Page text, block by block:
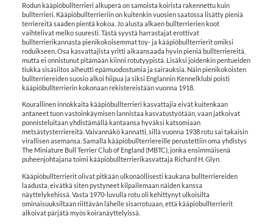
Rodun kääpiöbullterrieri alkuperä on samoista koirista rakennettu kuin
bullterrieri. Kääpiöbullterrieriin on kuitenkin vuosien saatossa lisätty pieniä
terriereitä saaden pientä kokoa. Jo alusta alkaen bullterrierien koot
vaihtelivat melko suuresti. Tästä syystä harrastajat erottivat
bullterrierikannasta pienikokoisemmat toy- ja kääpiöbullterrierit omiksi
roduikseen. Osa kasvattajista yritti aikaansaada hyvin pieniä bullterriereitä,
mutta ei onnistunut pitämään kiinni rotutyypistä. Lisäksi joidenkin pentueiden
tiukka sisäsiitos aiheutti epämuodostumia ja sairauksia. Näin pienikokoisten
bullterriereiden suosio alkoi hiipua ja siksi Englannin Kennelklubi poisti
kääpiöbullterrierin kokonaan rekistereistään vuonna 1918.
Kourallinen innokkaita kääpiöbullterrieri kasvattajia eivät kuitenkaan
antaneet tuon vastoinkäymisen lannistaa kasvatustyötään, vaan jatkoivat
ponnisteluitaan yhdistämällä kantaansa hyväksi katsomiaan
metsästysterriereitä. Vaivannäkö kannatti, sillä vuonna 1938 rotu sai takaisin
virallisen asemansa. Samalla kääpiöbullterriereille perustettiin oma yhdistys
The Miniature Bull Terrier Club of England (MBTC), jonka ensimmäisenä
puheenjohtajana toimi kääpiöbullterrierikasvattaja Richard H. Glyn.
Kääpiöbullterrierit olivat pitkään ulkonäöllisesti kaukana bullterriereiden
laadusta, eivätkä siten pystyneet kilpailemaan näiden kanssa
näyttelykehissä. Vasta 1970-luvulla rotu oli kehittynyt ulkoisilta
ominaisuuksiltaan riittävän lähelle sisarrotuaan, että kääpiöbullterrierit
alkoivat pärjätä myös koiranäyttelyissä.